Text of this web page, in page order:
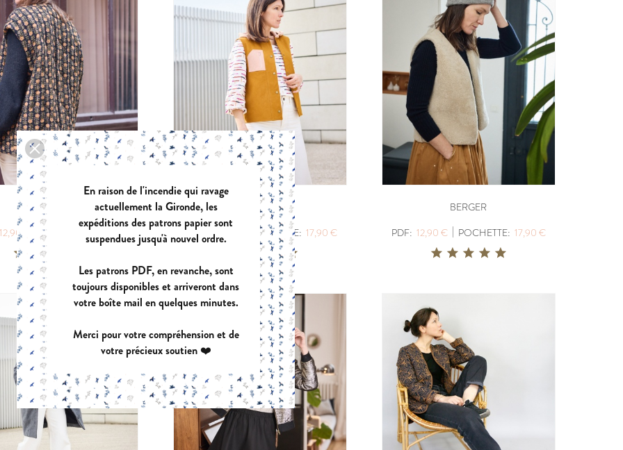
VIREVOLTE
PDF:12,90 €
POCHETTE:
AZUR
PDF:12,90 €
POCHETTE:17,90 €
ABSOLU
PDF:12,90 €
POCHETTE: 17,90 €
VIVA
€ | POCHETTE: 17,90 €
ALCOVE
PDF:
12,40 € POCHETTE: 17,90 €
BERGER
PDF: 12,90 €| POCHETTE: 17,90 €
En raison de l'incendie qui ravage
actuellement la Gironde, les
expéditions des patrons papier sont
suspendues jusqu'à nouvel ordre.
Les patrons PDF, en revanche, sont
toujours disponibles et arriveront dans
votre boîte mail en quelques minutes.
Merci pour votre compréhension et de
votre précieux soutien ❤️